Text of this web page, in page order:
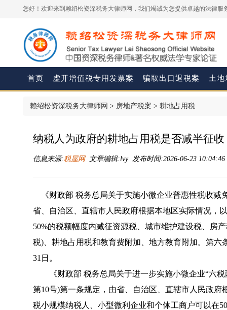
您好！欢迎来到赖绍松资深税务大律师网，我们竭诚为您提供卓越的法律服
首页 虚开增值税专用发票案 骗取出口退税案 土地
赖绍松资深税务大律师网 > 房地产税案 > 耕地占用税
纳税人为政府的耕地占用税是否减半征收
信息来源:税屋网文章编辑:lvy 发布时间:2026-06-23
《财政部 税务总局关于实施小微企业普惠性税收减
省、自治区、直辖市人民政府根据本地区实际情况，
50%的税额幅度内减征资源税、城市维护建设税、房
税)、耕地占用税和教育费附加、地方教育附加。第六
31日。
《财政部 税务总局关于进一步实施小微企业“六
第10号)第一条规定，由省、自治区、直辖市人民政
税小规模纳税人、小型微利企业和个体工商户可以在